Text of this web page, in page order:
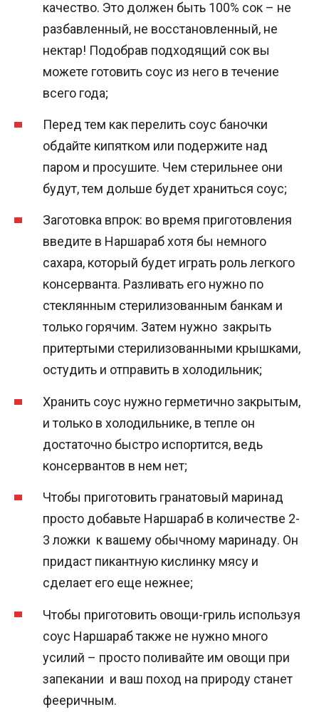
качество. Это должен быть 100% сок – не
разбавленный, не восстановленный, не
нектар! Подобрав подходящий сок вы
можете готовить соус из него в течение
всего года;
Перед тем как перелить соус баночки
обдайте кипятком или подержите над
паром и просушите. Чем стерильнее они
будут, тем дольше будет храниться соус;
Заготовка впрок: во время приготовления
введите в Наршараб хотя бы немного
сахара, который будет играть роль легкого
консерванта. Разливать его нужно по
стеклянным стерилизованным банкам и
только горячим. Затем нужно закрыть
притертыми стерилизованными крышками,
остудить и отправить в холодильник;
Хранить соус нужно герметично закрытым,
и только в холодильнике, в тепле он
достаточно быстро испортится, ведь
консервантов в нем нет;
Чтобы приготовить гранатовый маринад
просто добавьте Наршараб в количестве 2-
3 ложки к вашему обычному маринаду. Он
придаст пикантную кислинку мясу и
сделает его еще нежнее;
Чтобы приготовить овощи-гриль используя
соус Наршараб также не нужно много
усилий – просто поливайте им овощи при
запекании и ваш поход на природу станет
фееричным.